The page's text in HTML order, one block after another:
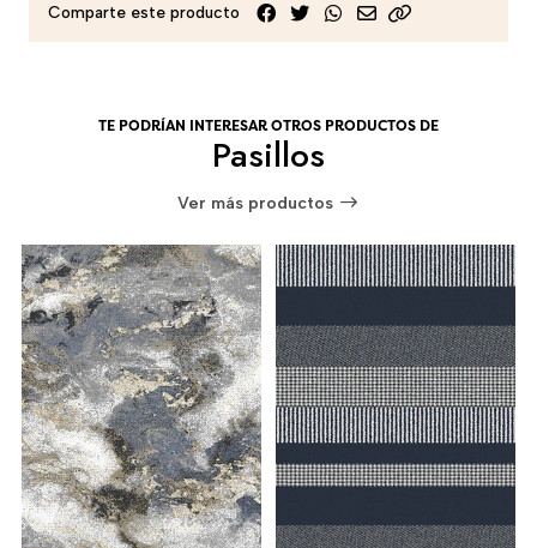
Comparte este producto
TE PODRÍAN INTERESAR OTROS PRODUCTOS DE
Pasillos
Ver más productos